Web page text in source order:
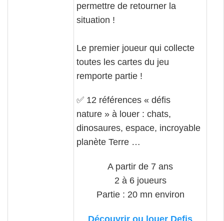
permettre de retourner la
situation !
Le premier joueur qui collecte
toutes les cartes du jeu
remporte partie !
✅ 12 références « défis
nature » à louer : chats,
dinosaures, espace, incroyable
planète Terre …
A partir de 7 ans
2 à 6 joueurs
Partie : 20 mn environ
Découvrir ou louer Defis